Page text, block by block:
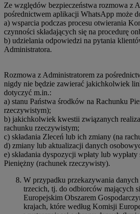
Ze względów bezpieczeństwa rozmowa z
pośrednictwem aplikacji WhatsApp może
a) wsparcia podczas procesu otwierania
czynności składających się na procedurę
b) udzielania odpowiedzi na pytania
Administratora.
Rozmowa z Administratorem za
nigdy nie będzie zawierać jakichkolwiek
dotyczyć m.in.:
a) stanu Państwa środków na Rachunku
rzeczywistym);
b) jakichkolwiek kwestii związanych
rachunku rzeczywistym;
c) składania Zleceń lub ich zmiany (na
d) zmiany lub aktualizacji danych
e) składania dyspozycji wpłaty lub
Pieniężny (rachunek rzeczywisty).
W przypadku przekazywania
trzecich, tj. do odbiorców mających
Europejskim Obszarem
krajach, które według Komisji